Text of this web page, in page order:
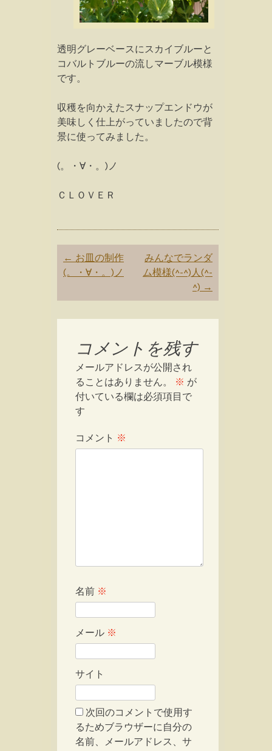
透明グレーベースにスカイブルーと
コバルトブルーの流しマーブル模様
です。
収穫を向かえたスナップエンドウが
美味しく仕上がっていましたので背
景に使ってみました。
(。・∀・。)ノ
ＣＬＯＶＥＲ
Post
navigation
← お皿の制作
(。・∀・。)ノ
みんなでランダ
ム模様(^-^)人(^-
^) →
コメントを残す
メールアドレスが公開され
ることはありません。
※ が
付いている欄は必須項目で
す
コメント ※
名前 ※
メール ※
サイト
次回のコメントで使用す
るためブラウザーに自分の
名前、メールアドレス、サ